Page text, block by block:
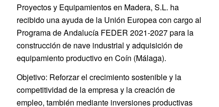
Proyectos y Equipamientos en Madera, S.L. ha
recibido una ayuda de la Unión Europea con cargo al
Programa de Andalucía FEDER 2021-2027 para la
construcción de nave industrial y adquisición de
equipamiento productivo en Coín (Málaga).
Objetivo: Reforzar el crecimiento sostenible y la
competitividad de la empresa y la creación de
empleo, también mediante inversiones productivas